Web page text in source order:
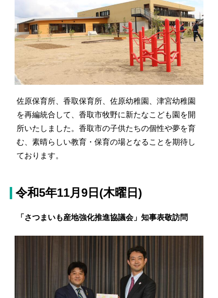
佐原保育所、香取保育所、佐原幼稚園、津宮幼稚園
を再編統合して、香取市牧野に新たなこども園を開
所いたしました。香取市の子供たちの個性や夢を育
む、素晴らしい教育・保育の場となることを期待し
ております。
令和5年11月9日(木曜日)
「さつまいも産地強化推進協議会」知事表敬訪問